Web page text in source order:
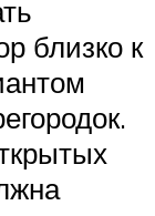
близко к